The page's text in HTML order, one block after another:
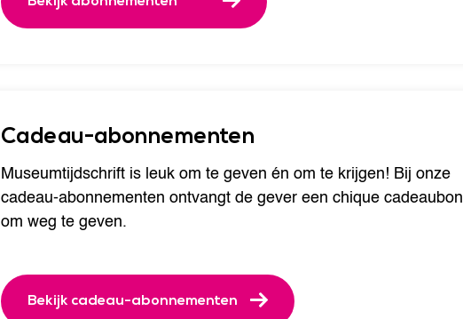
Cadeau-abonnementen
Museumtijdschrift is leuk om te geven én om te krijgen! Bij onze
cadeau-abonnementen ontvangt de gever een chique cadeaubon
om weg te geven.
Bekijk cadeau-abonnementen